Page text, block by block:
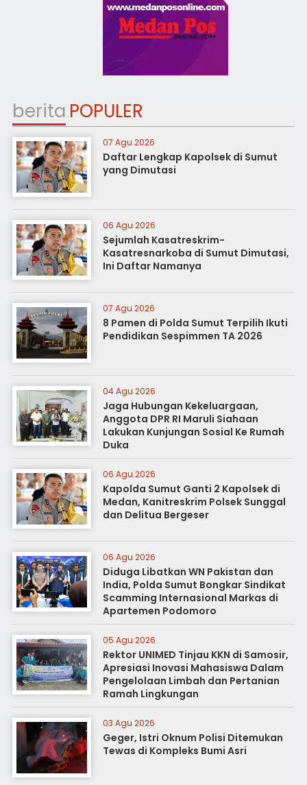
berita POPULER
07 Agu 2026
Daftar Lengkap Kapolsek di Sumut
yang Dimutasi
06 Agu 2026
Sejumlah Kasatreskrim-
Kasatresnarkoba di Sumut Dimutasi,
Ini Daftar Namanya
07 Agu 2026
8 Pamen di Polda Sumut Terpilih Ikuti
Pendidikan Sespimmen TA 2026
04 Agu 2026
Jaga Hubungan Kekeluargaan,
Anggota DPR RI Maruli Siahaan
Lakukan Kunjungan Sosial Ke Rumah
Duka
06 Agu 2026
Kapolda Sumut Ganti 2 Kapolsek di
Medan, Kanitreskrim Polsek Sunggal
dan Delitua Bergeser
06 Agu 2026
Diduga Libatkan WN Pakistan dan
India, Polda Sumut Bongkar Sindikat
Scamming Internasional Markas di
Apartemen Podomoro
05 Agu 2026
Rektor UNIMED Tinjau KKN di Samosir,
Apresiasi Inovasi Mahasiswa Dalam
Pengelolaan Limbah dan Pertanian
Ramah Lingkungan
03 Agu 2026
Geger, Istri Oknum Polisi Ditemukan
Tewas di Kompleks Bumi Asri